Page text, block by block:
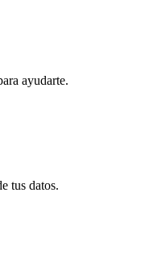
ayudarte.
tus datos.